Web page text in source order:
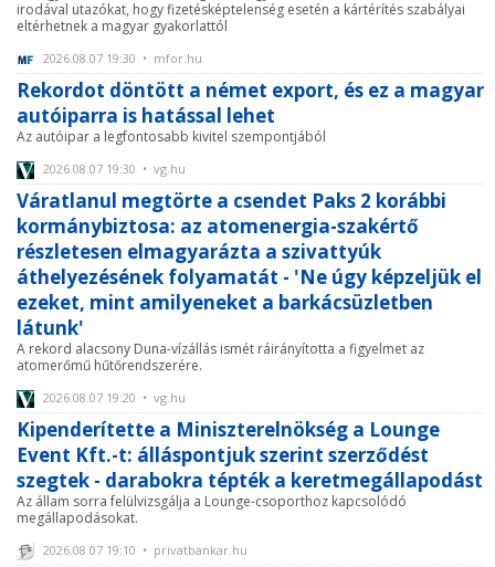
irodával utazókat, hogy fizetésképtelenség esetén a kártérítés szabályai
eltérhetnek a magyar gyakorlattól
2026.08.07 19:30 • mfor.hu
Rekordot döntött a német export, és ez a magyar
autóiparra is hatással lehet
Az autóipar a legfontosabb kivitel szempontjából
2026.08.07 19:30 • vg.hu
Váratlanul megtörte a csendet Paks 2 korábbi
kormánybiztosa: az atomenergia-szakértő
részletesen elmagyarázta a szivattyúk
áthelyezésének folyamatát - 'Ne úgy képzeljük el
ezeket, mint amilyeneket a barkácsüzletben
látunk'
A rekord alacsony Duna-vízállás ismét ráirányította a figyelmet az
atomerőmű hűtőrendszerére.
2026.08.07 19:20 • vg.hu
Kipenderítette a Miniszterelnökség a Lounge
Event Kft.-t: álláspontjuk szerint szerződést
szegtek - darabokra tépték a keretmegállapodást
Az állam sorra felülvizsgálja a Lounge-csoporthoz kapcsolódó
megállapodásokat.
2026.08.07 19:10 • privatbankar.hu